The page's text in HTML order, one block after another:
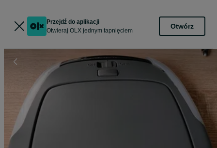
Przejdź do aplikacji
Otwieraj OLX jednym tapnięciem
Otwórz